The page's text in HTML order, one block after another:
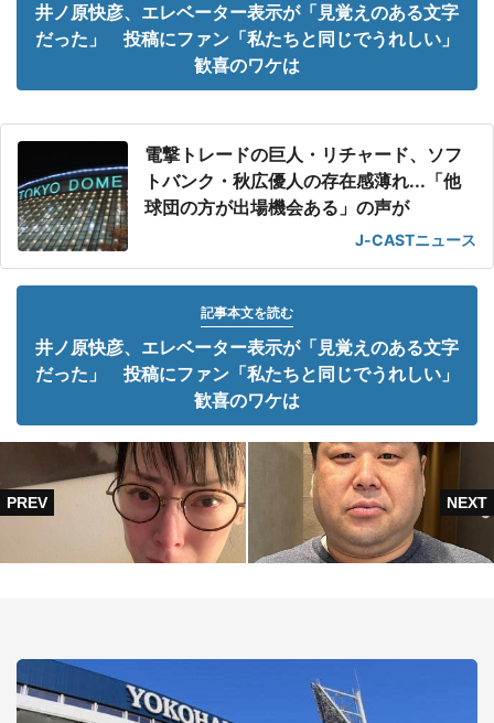
井ノ原快彦、エレベーター表示が「見覚えのある文字
だった」 投稿にファン「私たちと同じでうれしい」
歓喜のワケは
電撃トレードの巨人・リチャード、ソフ
トバンク・秋広優人の存在感薄れ...「他
球団の方が出場機会ある」の声が
J-CASTニュース
記事本文を読む
井ノ原快彦、エレベーター表示が「見覚えのある文字
だった」 投稿にファン「私たちと同じでうれしい」
歓喜のワケは